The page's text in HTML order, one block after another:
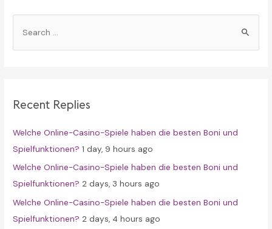
h
o
r
:
Recent Replies
Welche Online-Casino-Spiele haben die besten Boni und
Spielfunktionen? 1 day, 9 hours ago
Welche Online-Casino-Spiele haben die besten Boni und
Spielfunktionen? 2 days, 3 hours ago
Welche Online-Casino-Spiele haben die besten Boni und
Spielfunktionen? 2 days, 4 hours ago